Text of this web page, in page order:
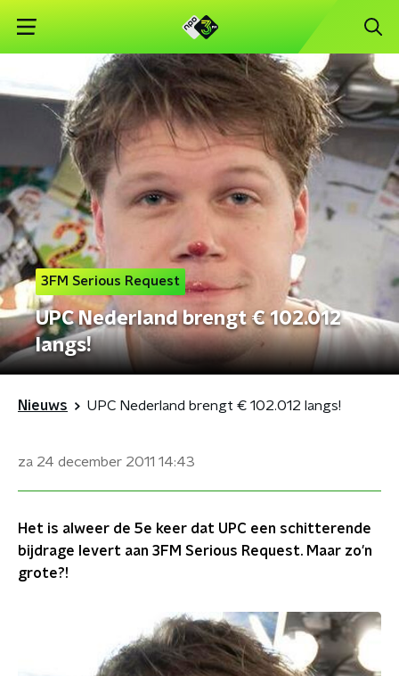
3FM Serious Request
UPC Nederland brengt € 102.012
langs!
Nieuws UPC Nederland brengt € 102.012 langs!
za 24 december 2011 14:43
Het is alweer de 5e keer dat UPC een schitterende
bijdrage levert aan 3FM Serious Request. Maar zo'n
grote?!